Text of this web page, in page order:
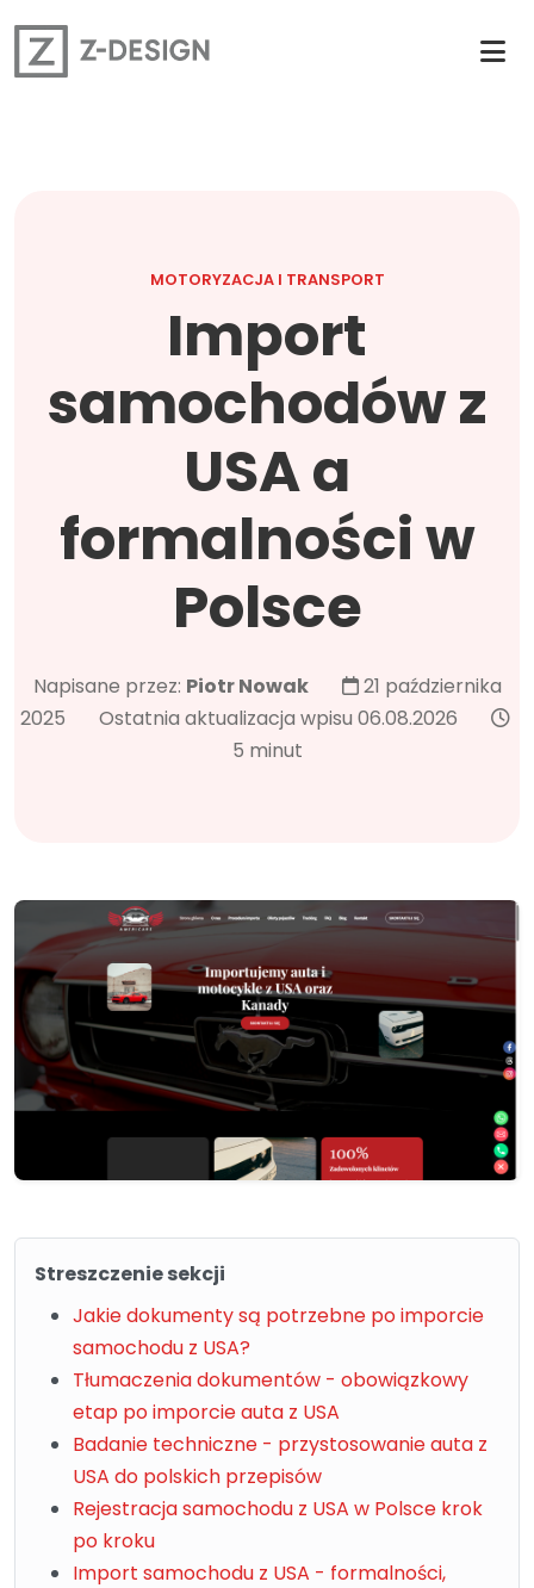
MOTORYZACJA I TRANSPORT
Import
samochodów z
USA a
formalności w
Polsce
Napisane przez: Piotr Nowak
21 października
2025
Ostatnia aktualizacja wpisu 06.08.2026
5 minut
Streszczenie sekcji
Jakie dokumenty są potrzebne po imporcie
samochodu z USA?
Tłumaczenia dokumentów - obowiązkowy
etap po imporcie auta z USA
Badanie techniczne - przystosowanie auta z
USA do polskich przepisów
Rejestracja samochodu z USA w Polsce krok
po kroku
Import samochodu z USA - formalności,